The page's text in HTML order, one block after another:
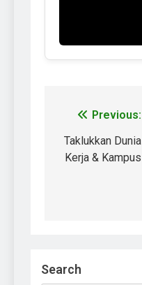
Previous:
Taklukkan Dunia
Kerja & Kampus
Search